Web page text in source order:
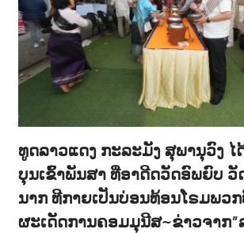
ທູດລາວແດງ ກະລະມັງ ສຸພານຸວົງ ໄ
ບຸນເຂົ້າພັນສາ ທີ່ອາດີດວັດອົພຍົບ
ນາກ ທີກາຍເປັນບ່ອນທ້ອນໂຣມພວ
ຜະເດັດການຄອມມຸນີສ~ຂ່າວຈາກ